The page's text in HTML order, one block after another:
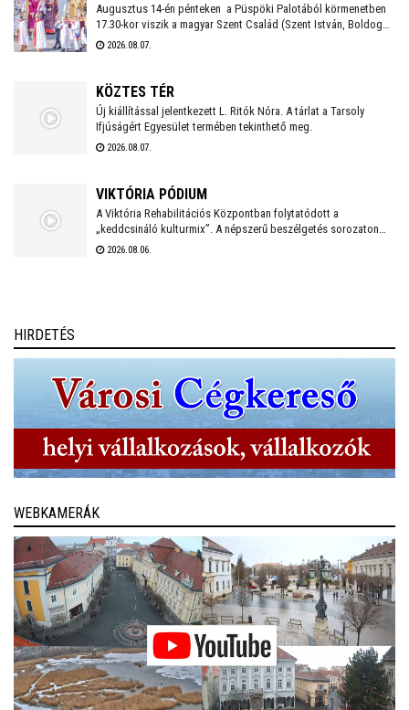
SZÉKESFEHÉRVÁR FOGADALMI SZENTMISÉJE
Augusztus 14-én pénteken a Püspöki Palotából körmenetben
17.30-kor viszik a magyar Szent Család (Szent István, Boldog
Gizella, Szent Imre) ereklyéit a Székesegyházba. Az ereklyék
2026.08.07.
KÖZTES TÉR
Új kiállítással jelentkezett L. Ritók Nóra. A tárlat a Tarsoly
Ifjúságért Egyesület termében tekinthető meg.
2026.08.07.
VIKTÓRIA PÓDIUM
A Viktória Rehabilitációs Központban folytatódott a
„keddcsináló kulturmix”. A népszerű beszélgetés sorozaton
ezúttal is kivételes vendégek tisztelték meg a Viktória Pódium
2026.08.06.
HIRDETÉS
WEBKAMERÁK